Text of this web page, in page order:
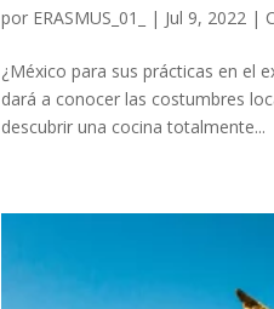
por ERASMUS_01_ | Jul 9, 2022 |
¿México para sus prácticas en el
dará a conocer las costumbres
descubrir una cocina totalmente...